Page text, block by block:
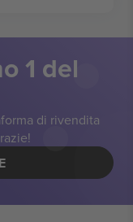
1 del
di rivendita